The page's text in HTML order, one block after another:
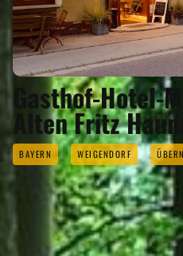
Gasthof-Hotel-
Alten Fritz
BAYERN WEIGENDORF